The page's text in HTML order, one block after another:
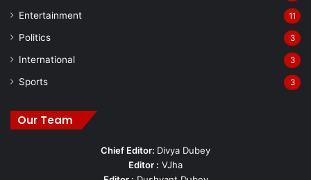
Entertainment 11
Politics 3
International 3
Sports 3
Our Team
Chief Editor: Divya Dubey
Editor : VJha